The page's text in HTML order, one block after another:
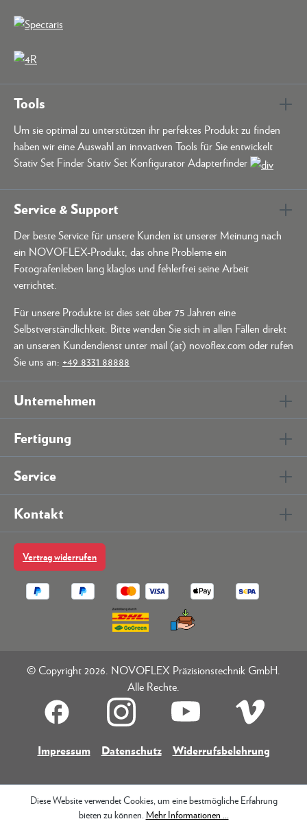
Tools
Um sie optimal zu unterstützen ihr perfektes Produkt zu finden
haben wir eine Auswahl an innvativen Tools für Sie entwickelt
Stativ Set Finder Stativ Set Konfigurator Adapterfinder
Service & Support
Der beste Service für unsere Kunden ist unserer Meinung nach
ein NOVOFLEX-Produkt, das ohne Probleme ein
Fotografenleben lang klaglos und fehlerfrei seine Arbeit
verrichtet.
Für unsere Produkte ist dies seit über 75 Jahren eine
Selbstverständlichkeit. Bitte wenden Sie sich in allen Fällen direkt
an unseren Kundendienst unter mail (at) novoflex.com oder rufen
Sie uns an: +49 8331 88888
Unternehmen
Fertigung
Service
Kontakt
Vertrag widerrufen
© Copyright 2026. NOVOFLEX Präzisionstechnik GmbH.
Alle Rechte.
Impressum Datenschutz Widerrufsbelehrung
Diese Website verwendet Cookies, um eine bestmögliche Erfahrung
bieten zu können. Mehr Informationen ...